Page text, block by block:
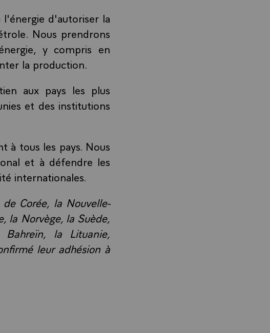
l'énergie d'autoriser la
Nous prendrons
y compris en
la production.
aux pays les plus
et des institutions
à tous les pays. Nous
et à défendre les
internationales.
Corée, la Nouvelle-
la Norvège, la Suède,
la Lituanie,
leur adhésion à